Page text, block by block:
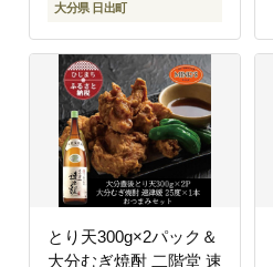
大分県 日出町
とり天300g×2パック＆
大分むぎ焼酎 二階堂 速